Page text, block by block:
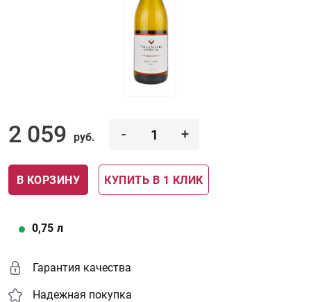
2 059 руб. - +
В КОРЗИНУ КУПИТЬ В 1 КЛИК
0,75 л
Гарантия качества
Надежная покупка